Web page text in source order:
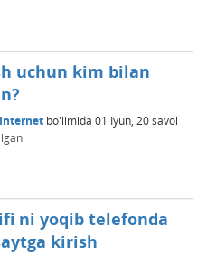
uchun kim bilan
Internetbo'limida 01 Iyun, 20 savol
ni yoqib telefonda
kirish